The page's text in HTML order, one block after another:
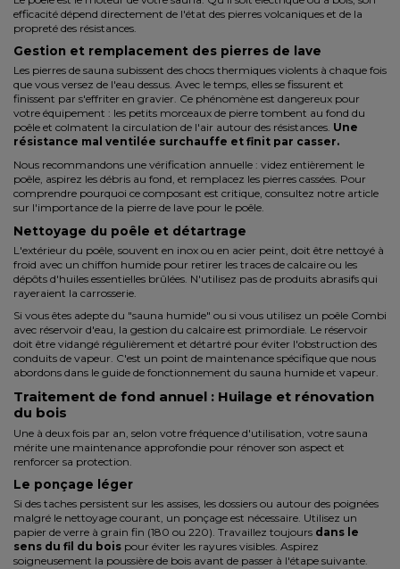
efficacité dépend directement de l'état des pierres volcaniques et de la
propreté des résistances.
Gestion et remplacement des pierres de lave
Les pierres de sauna subissent des chocs thermiques violents à chaque fois
que vous versez de l'eau dessus. Avec le temps, elles se fissurent et
finissent par s'effriter en gravier. Ce phénomène est dangereux pour
votre équipement : les petits morceaux de pierre tombent au fond du
poêle et colmatent la circulation de l'air autour des résistances. Une
résistance mal ventilée surchauffe et finit par casser.
Nous recommandons une vérification annuelle : videz entièrement le
poêle, aspirez les débris au fond, et remplacez les pierres cassées. Pour
comprendre pourquoi ce composant est critique, consultez notre article
sur l'importance de la pierre de lave pour le poêle.
Nettoyage du poêle et détartrage
L'extérieur du poêle, souvent en inox ou en acier peint, doit être nettoyé à
froid avec un chiffon humide pour retirer les traces de calcaire ou les
dépôts d'huiles essentielles brûlées. N'utilisez pas de produits abrasifs qui
rayeraient la carrosserie.
Si vous êtes adepte du "sauna humide" ou si vous utilisez un poêle Combi
avec réservoir d'eau, la gestion du calcaire est primordiale. Le réservoir
doit être vidangé régulièrement et détartré pour éviter l'obstruction des
conduits de vapeur. C'est un point de maintenance spécifique que nous
abordons dans le guide de fonctionnement du sauna humide et vapeur.
Traitement de fond annuel : Huilage et rénovation
du bois
Une à deux fois par an, selon votre fréquence d'utilisation, votre sauna
mérite une maintenance approfondie pour rénover son aspect et
renforcer sa protection.
Le ponçage léger
Si des taches persistent sur les assises, les dossiers ou autour des poignées
malgré le nettoyage courant, un ponçage est nécessaire. Utilisez un
papier de verre à grain fin (180 ou 220). Travaillez toujours dans le
sens du fil du bois pour éviter les rayures visibles. Aspirez
soigneusement la poussière de bois avant de passer à l'étape suivante.